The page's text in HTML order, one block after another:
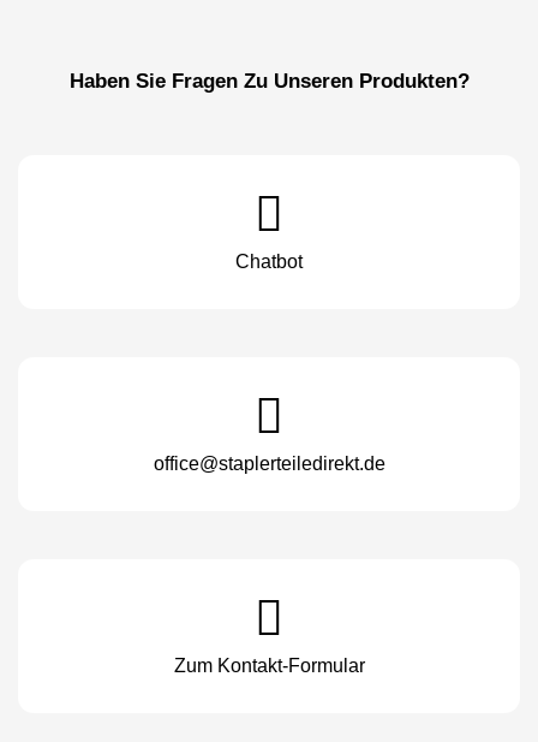
Haben Sie Fragen Zu Unseren Produkten?
Chatbot
office@staplerteiledirekt.de
Zum Kontakt-Formular